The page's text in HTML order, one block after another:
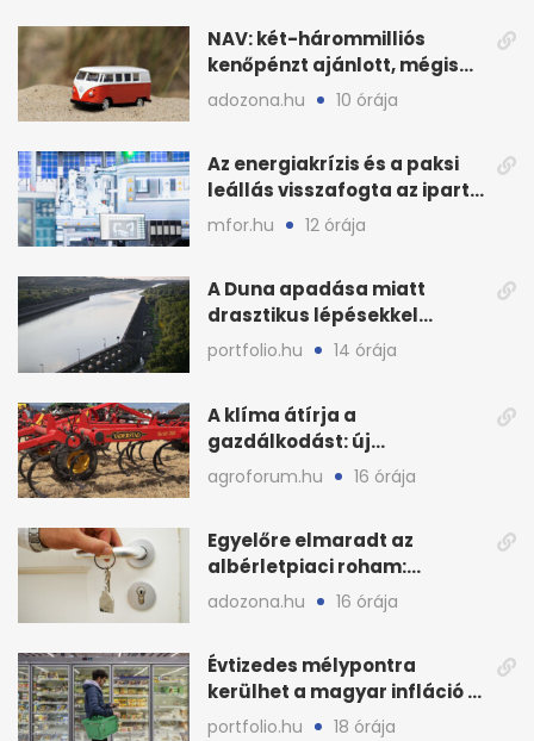
NAV: két-hárommilliós
kenőpénzt ajánlott, mégis
lefoglalták a hamis árut
adozona.hu 10 órája
Az energiakrízis és a paksi
leállás visszafogta az ipart,
nyáron kisebb a kár
mfor.hu 12 órája
A Duna apadása miatt
drasztikus lépésekkel
védenék a cernavodăi
atomerőművet
portfolio.hu 14 órája
A klíma átírja a
gazdálkodást: új
megoldásokat keres a
mezőgazdaság
agroforum.hu 16 órája
Egyelőre elmaradt az
albérletpiaci roham:
ennyibe kerülnek a kiadó
adozona.hu 16 órája
Évtizedes mélypontra
kerülhet a magyar infláció a
KSH új adata szerint
portfolio.hu 18 órája